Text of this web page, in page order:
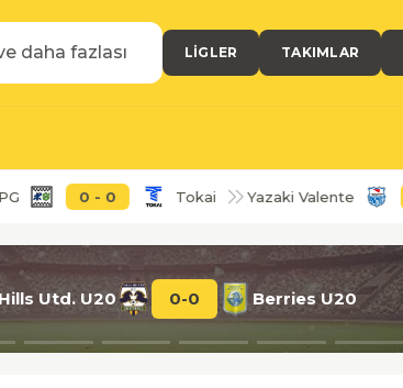
LIGLER TAKIMLAR
0- Tokai Yazaki Valente 0-
Hills Utd. U20 0-0 Berries U20